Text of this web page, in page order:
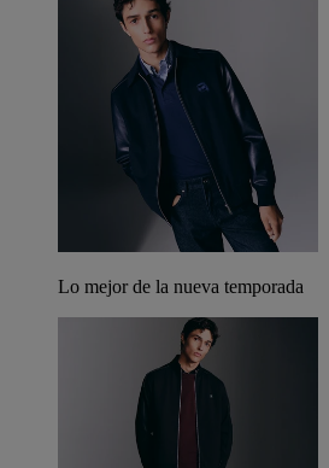
Lo mejor de la nueva temporada